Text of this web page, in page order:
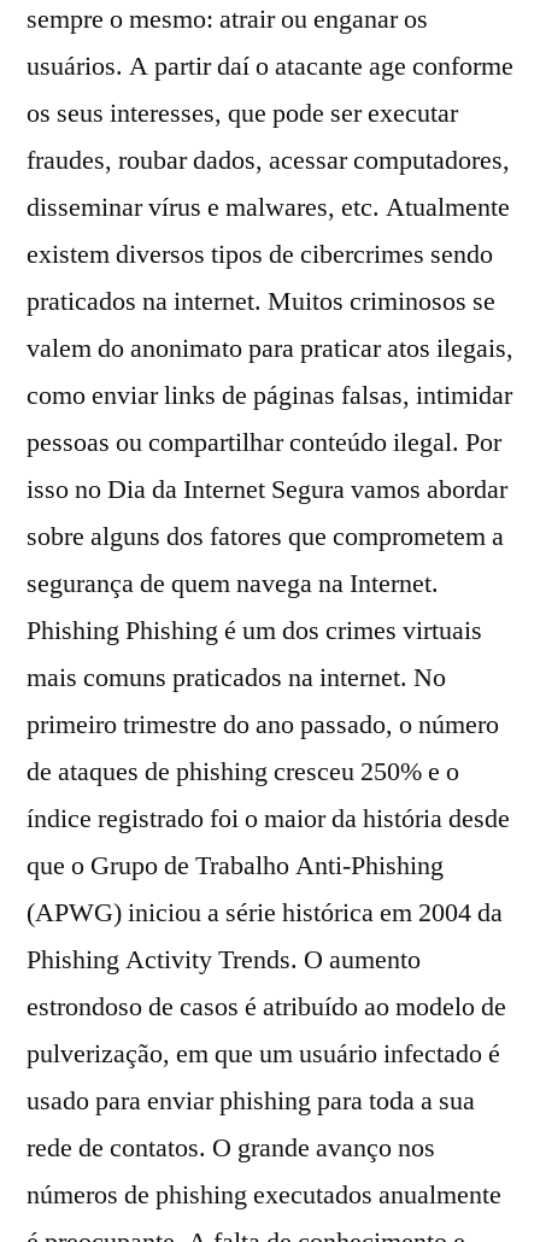
sempre o mesmo: atrair ou enganar os
usuários. A partir daí o atacante age conforme
os seus interesses, que pode ser executar
fraudes, roubar dados, acessar computadores,
disseminar vírus e malwares, etc. Atualmente
existem diversos tipos de cibercrimes sendo
praticados na internet. Muitos criminosos se
valem do anonimato para praticar atos ilegais,
como enviar links de páginas falsas, intimidar
pessoas ou compartilhar conteúdo ilegal. Por
isso no Dia da Internet Segura vamos abordar
sobre alguns dos fatores que comprometem a
segurança de quem navega na Internet.
Phishing Phishing é um dos crimes virtuais
mais comuns praticados na internet. No
primeiro trimestre do ano passado, o número
de ataques de phishing cresceu 250% e o
índice registrado foi o maior da história desde
que o Grupo de Trabalho Anti-Phishing
(APWG) iniciou a série histórica em 2004 da
Phishing Activity Trends. O aumento
estrondoso de casos é atribuído ao modelo de
pulverização, em que um usuário infectado é
usado para enviar phishing para toda a sua
rede de contatos. O grande avanço nos
números de phishing executados anualmente